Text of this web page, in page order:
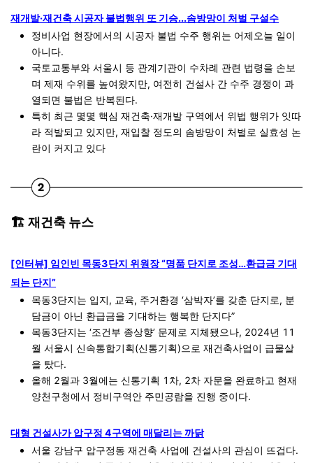
재개발·재건축 시공자 불법행위 또 기승...솜방망이 처벌 구설수
정비사업 현장에서의 시공자 불법 수주 행위는 어제오늘 일이
아니다.
국토교통부와 서울시 등 관계기관이 수차례 관련 법령을 손보
며 제재 수위를 높여왔지만, 여전히 건설사 간 수주 경쟁이 과
열되면 불법은 반복된다.
특히 최근 몇몇 핵심 재건축·재개발 구역에서 위법 행위가 잇따
라 적발되고 있지만, 재입찰 정도의 솜방망이 처벌로 실효성 논
란이 커지고 있다
🏗️ 재건축 뉴스
[인터뷰] 임인빈 목동3단지 위원장 “명품 단지로 조성…환급금 기대
되는 단지”
목동3단지는 입지, 교육, 주거환경 ‘삼박자’를 갖춘 단지로, 분
담금이 아닌 환급금을 기대하는 행복한 단지다”
목동3단지는 ‘조건부 종상향’ 문제로 지체됐으나, 2024년 11
월 서울시 신속통합기획(신통기획)으로 재건축사업이 급물살
을 탔다.
올해 2월과 3월에는 신통기획 1차, 2차 자문을 완료하고 현재
양천구청에서 정비구역안 주민공람을 진행 중이다.
대형 건설사가 압구정 4구역에 매달리는 까닭
서울 강남구 압구정동 재건축 사업에 건설사의 관심이 뜨겁다.